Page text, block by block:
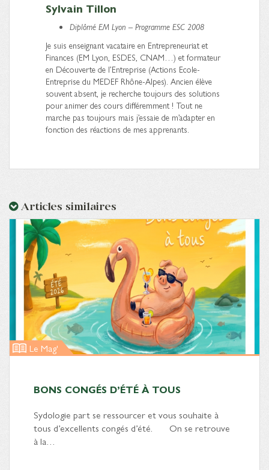
Sylvain Tillon
Diplômé EM Lyon – Programme ESC 2008
Je suis enseignant vacataire en Entrepreneuriat et
Finances (EM Lyon, ESDES, CNAM…) et formateur
en Découverte de l’Entreprise (Actions Ecole-
Entreprise du MEDEF Rhône-Alpes). Ancien élève
souvent absent, je recherche toujours des solutions
pour animer des cours différemment ! Tout ne
marche pas toujours mais j’essaie de m’adapter en
fonction des réactions de mes apprenants.
Articles similaires
Le Mag'
BONS CONGÉS D’ÉTÉ À TOUS
Sydologie part se ressourcer et vous souhaite à
tous d’excellents congés d’été. On se retrouve
à la…